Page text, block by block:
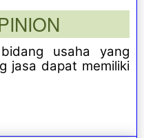
usaha yang
jasa dapat memiliki